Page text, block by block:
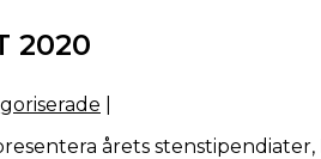
2020
årets